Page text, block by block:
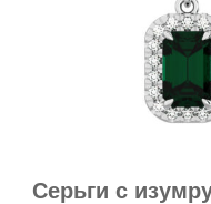
Серьги с